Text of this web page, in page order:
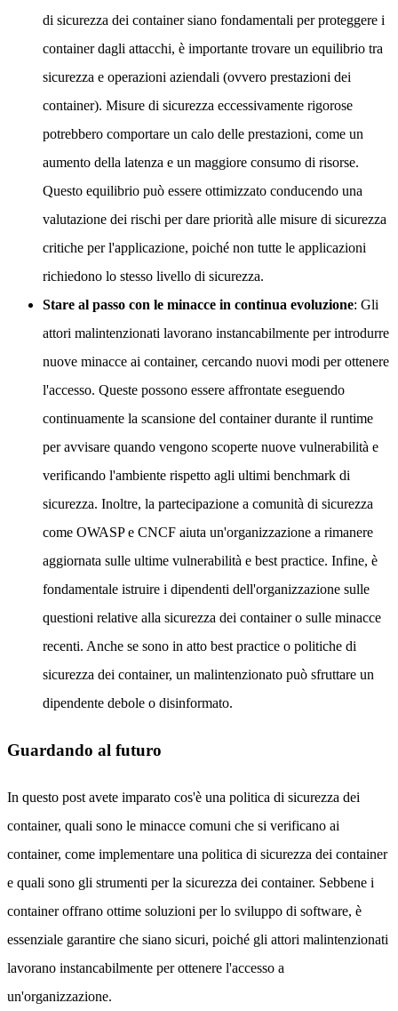
di sicurezza dei container siano fondamentali per proteggere i
container dagli attacchi, è importante trovare un equilibrio tra
sicurezza e operazioni aziendali (ovvero prestazioni dei
container). Misure di sicurezza eccessivamente rigorose
potrebbero comportare un calo delle prestazioni, come un
aumento della latenza e un maggiore consumo di risorse.
Questo equilibrio può essere ottimizzato conducendo una
valutazione dei rischi per dare priorità alle misure di sicurezza
critiche per l'applicazione, poiché non tutte le applicazioni
richiedono lo stesso livello di sicurezza.
Stare al passo con le minacce in continua evoluzione: Gli
attori malintenzionati lavorano instancabilmente per introdurre
nuove minacce ai container, cercando nuovi modi per ottenere
l'accesso. Queste possono essere affrontate eseguendo
continuamente la scansione del container durante il runtime
per avvisare quando vengono scoperte nuove vulnerabilità e
verificando l'ambiente rispetto agli ultimi benchmark di
sicurezza. Inoltre, la partecipazione a comunità di sicurezza
come OWASP e CNCF aiuta un'organizzazione a rimanere
aggiornata sulle ultime vulnerabilità e best practice. Infine, è
fondamentale istruire i dipendenti dell'organizzazione sulle
questioni relative alla sicurezza dei container o sulle minacce
recenti. Anche se sono in atto best practice o politiche di
sicurezza dei container, un malintenzionato può sfruttare un
dipendente debole o disinformato.
Guardando al futuro
In questo post avete imparato cos'è una politica di sicurezza dei
container, quali sono le minacce comuni che si verificano ai
container, come implementare una politica di sicurezza dei container
e quali sono gli strumenti per la sicurezza dei container. Sebbene i
container offrano ottime soluzioni per lo sviluppo di software, è
essenziale garantire che siano sicuri, poiché gli attori malintenzionati
lavorano instancabilmente per ottenere l'accesso a
un'organizzazione.